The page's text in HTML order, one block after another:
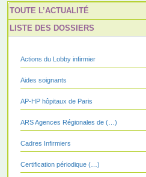
TOUTE L’ACTUALITÉ
LISTE DES DOSSIERS
Actions du Lobby infirmier
Aides soignants
AP-HP hôpitaux de Paris
ARS Agences Régionales de (…)
Cadres Infirmiers
Certification périodique (…)